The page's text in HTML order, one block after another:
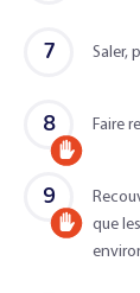
7 Saler,
8
d'un
adulte
Faire
9
que